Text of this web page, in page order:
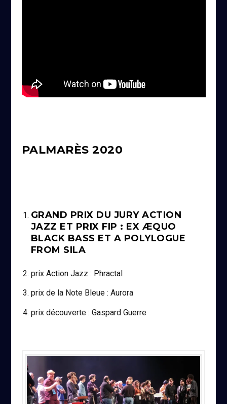
PALMARÈS 2020
GRAND PRIX DU JURY ACTION
JAZZ ET PRIX FIP : EX ÆQUO
BLACK BASS ET A POLYLOGUE
FROM SILA
prix Action Jazz : Phractal
prix de la Note Bleue : Aurora
prix découverte : Gaspard Guerre